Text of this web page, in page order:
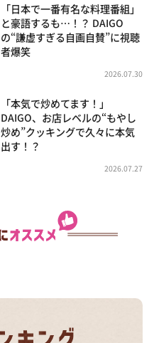
「日本で一番有名な料理番組」
と豪語するも…！？ DAIGO
の“謙虚すぎる自画自賛”に視聴
者爆笑
2026.07.30
「本気で炒めてます！」
DAIGO、お店レベルの“もやし
炒め”クッキングで久々に本気
出す！？
2026.07.27